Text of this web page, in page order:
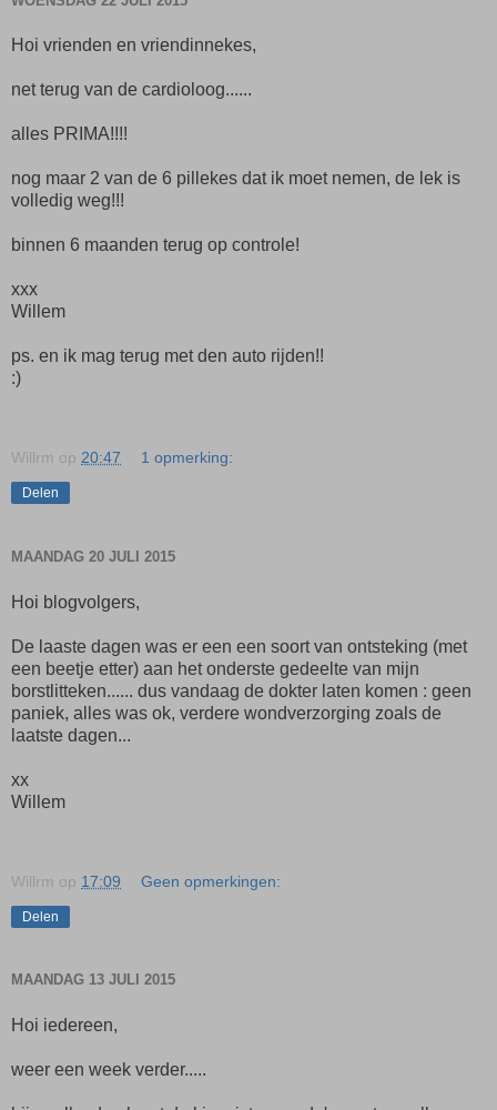
Hoi vrienden en vriendinnekes,
net terug van de cardioloog......
alles PRIMA!!!!
nog maar 2 van de 6 pillekes dat ik moet nemen, de lek is
volledig weg!!!
binnen 6 maanden terug op controle!
xxx
Willem
ps. en ik mag terug met den auto rijden!!
:)
Willrm op 20:47 1 opmerking:
Delen
MAANDAG 20 JULI 2015
Hoi blogvolgers,
De laaste dagen was er een een soort van ontsteking (met
een beetje etter) aan het onderste gedeelte van mijn
borstlitteken...... dus vandaag de dokter laten komen : geen
paniek, alles was ok, verdere wondverzorging zoals de
laatste dagen...
xx
Willem
Willrm op 17:09 Geen opmerkingen:
Delen
MAANDAG 13 JULI 2015
Hoi iedereen,
weer een week verder.....